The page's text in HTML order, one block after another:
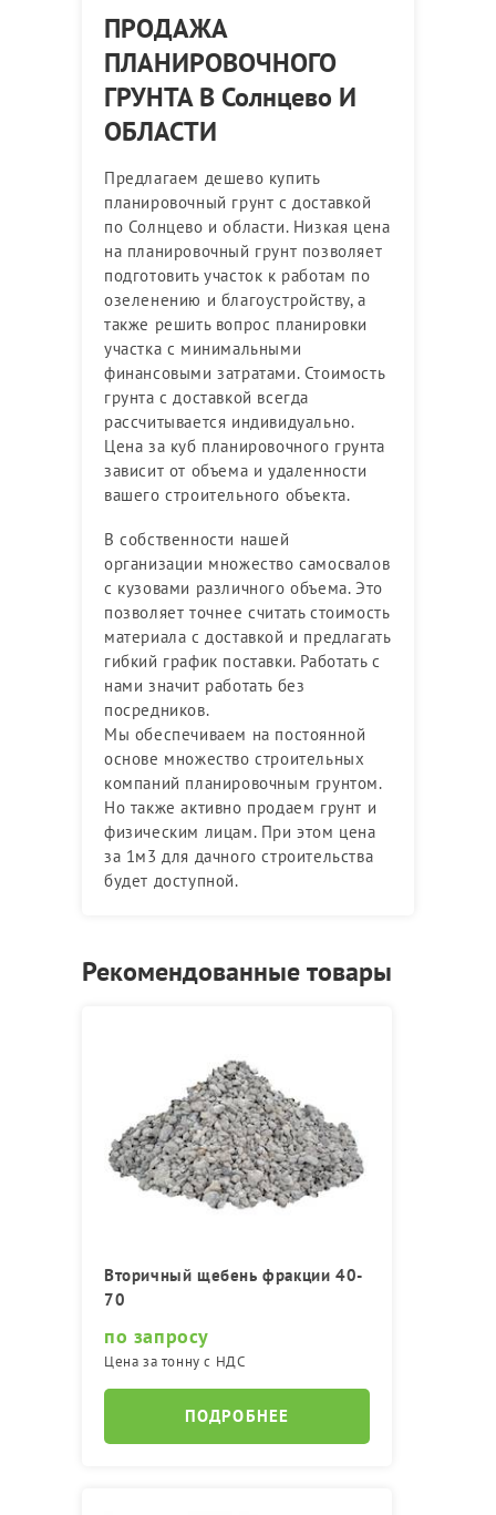
ПРОДАЖА
ПЛАНИРОВОЧНОГО
ГРУНТА В Солнцево И
ОБЛАСТИ
Предлагаем дешево купить
планировочный грунт с доставкой
по Солнцево и области. Низкая цена
на планировочный грунт позволяет
подготовить участок к работам по
озеленению и благоустройству, а
также решить вопрос планировки
участка с минимальными
финансовыми затратами. Стоимость
грунта с доставкой всегда
рассчитывается индивидуально.
Цена за куб планировочного грунта
зависит от объема и удаленности
вашего строительного объекта.
В собственности нашей
организации множество самосвалов
с кузовами различного объема. Это
позволяет точнее считать стоимость
материала с доставкой и предлагать
гибкий график поставки. Работать с
нами значит работать без
посредников.
Мы обеспечиваем на постоянной
основе множество строительных
компаний планировочным грунтом.
Но также активно продаем грунт и
физическим лицам. При этом цена
за 1м3 для дачного строительства
будет доступной.
Рекомендованные товары
Вторичный щебень фракции 40-
70
по запросу
Цена за тонну с НДС
ПОДРОБНЕЕ